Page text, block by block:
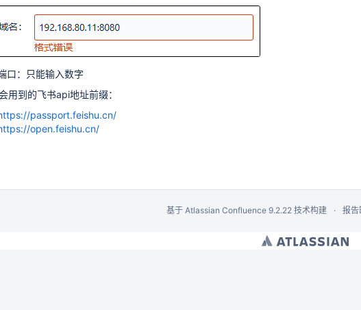
）
）
口：只能输入数字
用到的飞书api地址前缀：
passport.feishu.cn/
open.feishu.cn/
基于 Atlassian Confluence 9.2.22技术构建 报告